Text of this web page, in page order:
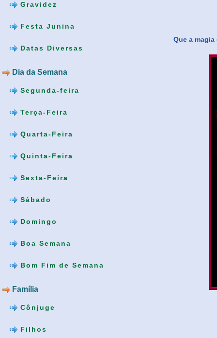
Gravidez
Festa Junina
Datas Diversas
Dia da Semana
Segunda-feira
Terça-Feira
Quarta-Feira
Quinta-Feira
Sexta-Feira
Sábado
Domingo
Boa Semana
Bom Fim de Semana
Família
Cônjuge
Filhos
Que a